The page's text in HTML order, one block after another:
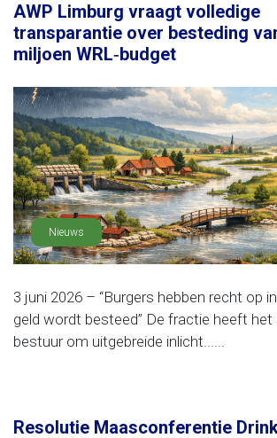
AWP Limburg vraagt volledige
transparantie over besteding
miljoen WRL‑budget
Nieuws
3 juni 2026 – “Burgers hebben recht op
geld wordt besteed” De fractie heeft het
bestuur om uitgebreide inlicht......
Resolutie Maasconferentie